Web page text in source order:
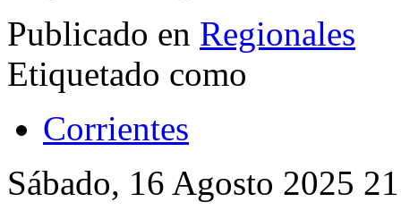
Publicado en Regionales
Etiquetado como
Corrientes
Sábado, 16 Agosto 2025